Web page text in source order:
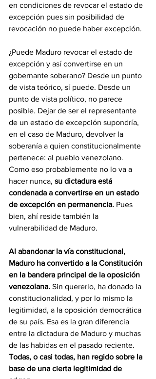
en condiciones de revocar el estado de
excepción pues sin posibilidad de
revocación no puede haber excepción.
¿Puede Maduro revocar el estado de
excepción y así convertirse en un
gobernante soberano? Desde un punto
de vista teórico, sí puede. Desde un
punto de vista político, no parece
posible. Dejar de ser el representante
de un estado de excepción supondría,
en el caso de Maduro, devolver la
soberanía a quien constitucionalmente
pertenece: al pueblo venezolano.
Como eso probablemente no lo va a
hacer nunca, su dictadura está
condenada a convertirse en un estado
de excepción en permanencia. Pues
bien, ahí reside también la
vulnerabilidad de Maduro.
Al abandonar la vía constitucional,
Maduro ha convertido a la Constitución
en la bandera principal de la oposición
venezolana. Sin quererlo, ha donado la
constitucionalidad, y por lo mismo la
legitimidad, a la oposición democrática
de su país. Esa es la gran diferencia
entre la dictadura de Maduro y muchas
de las habidas en el pasado reciente.
Todas, o casi todas, han regido sobre la
base de una cierta legitimidad de